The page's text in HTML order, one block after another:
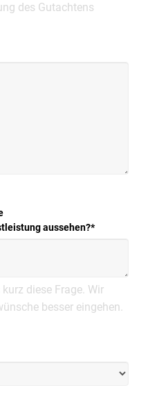
des Gutachtens
aussehen?*
diese Frage. Wir
besser eingehen.